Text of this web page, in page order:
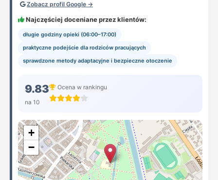
Zobacz profil Google →
Najczęściej doceniane przez klientów:
długie godziny opieki (06:00–17:00)
praktyczne podejście dla rodziców pracujących
sprawdzone metody adaptacyjne i bezpieczne otoczenie
9.83
na 10
Ocena w rankingu
+
−